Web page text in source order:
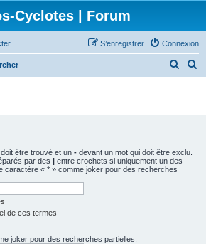
Cyclotes | Forum
Connexion
S’enregistrer
e
e
r
c
être trouvé et un - devant un mot qui doit être exclu.
par des | entre crochets si uniquement un des
caractère « * » comme joker pour des recherches
de ces termes
joker pour des recherches partielles.